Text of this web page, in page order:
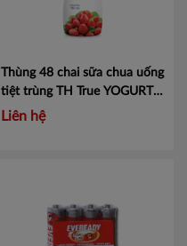
Thùng 48 chai sữa chua uống
tiệt trùng TH True YOGURT
180ml hương dâu tự nhiên
Liên hệ